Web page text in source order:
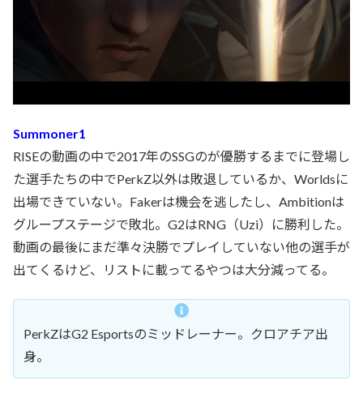
Summoner1
RISEの動画の中で2017年のSSGのが優勝するまでに登場し
た選手たちの中でPerkZ以外は敗退しているか、Worldsに
出場できていない。Fakerは機会を逃したし、Ambitionは
グループステージで敗北。G2はRNG（Uzi）に勝利した。
動画の最後にまだ準々決勝でプレイしていない他の選手が
出てくるけど、リストに載ってるやつは大分減ってる。
PerkZはG2 Esportsのミッドレーナー。クロアチア出
身。